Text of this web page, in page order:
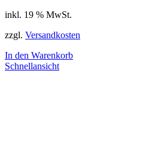
inkl. 19 % MwSt.
zzgl. Versandkosten
In den Warenkorb
Schnellansicht